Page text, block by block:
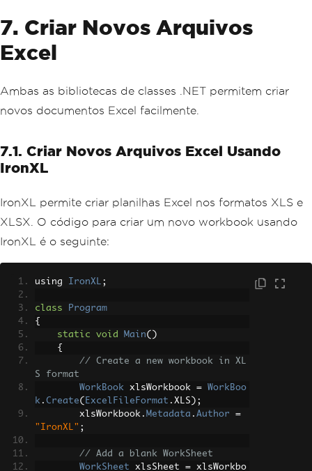
7. Criar Novos Arquivos
Excel
Ambas as bibliotecas de classes .NET permitem criar
novos documentos Excel facilmente.
7.1. Criar Novos Arquivos Excel Usando
IronXL
IronXL permite criar planilhas Excel nos formatos XLS e
XLSX. O código para criar um novo workbook usando
IronXL é o seguinte:
using IronXL ;
class
Program
{
static
void Main()
{
// Create a new workbook in XL
S format
WorkBook xlsWorkbook =
WorkBoo
k . Create( ExcelFileFormat . XLS );
        xlsWorkbook
. Metadata . Author
=
"IronXL" ;
// Add a blank WorkSheet
WorkSheet xlsSheet = xlsWorkbo